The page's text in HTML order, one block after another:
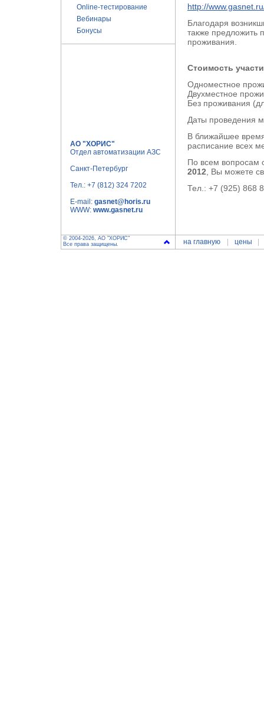
Online-тестирование
Вебинары
Бонусы
http://
Благодаря
также предложить
проживания.
Стоимость
Одноместное
Двухместное
Без проживания
Даты проведения
В ближайшее
расписание всех
По всем вопросам
2012 , Вы можете
Тел.: +7 (925) 868
АО "ХОРИС"
Отдел автоматизации АЗС
Санкт-Петербург
Тел.: +7 (812) 324 7202
E-mail: gasnet@horis.ru
WWW: www.gasnet.ru
© 2004-2026, АО "ХОРИС"
Все права защищены.
на главную цены